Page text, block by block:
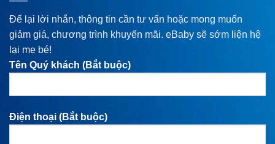
Để lại lời nhắn, thông tin cần tư vấn hoặc mong muốn
giảm giá, chương trình khuyến mãi. eBaby sẽ sớm liện hệ
lại mẹ bé!
Tên Quý khách (Bắt buộc)
Điện thoại (Bắt buộc)